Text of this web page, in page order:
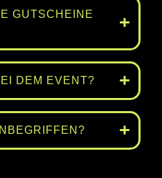
GUTSCHEINE
DEM EVENT?